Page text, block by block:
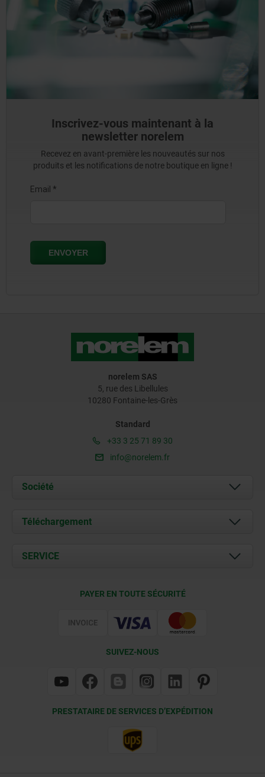
Inscrivez-vous maintenant à la
newsletter norelem
Recevez en avant-première les nouveautés sur nos
produits et les notifications de notre boutique en ligne !
norelem SAS
5, rue des Libellules
10280 Fontaine-les-Grès
Standard
+33 3 25 71 89 30
info@norelem.fr
Société
À propos de nous
Contact
Téléchargement
Documents
SERVICE
PAYER EN TOUTE SÉCURITÉ
SUIVEZ-NOUS
PRESTATAIRE DE SERVICES D’EXPÉDITION